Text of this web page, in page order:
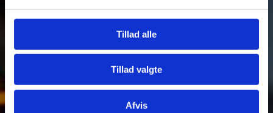
Tillad alle
Tillad valgte
Afvis